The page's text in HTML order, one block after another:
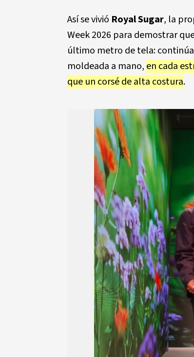
Así se vivió Royal Sugar, la
Week 2026 para demostrar
último metro de tela:
moldeada a mano, en cada
que un corsé de alta costura.